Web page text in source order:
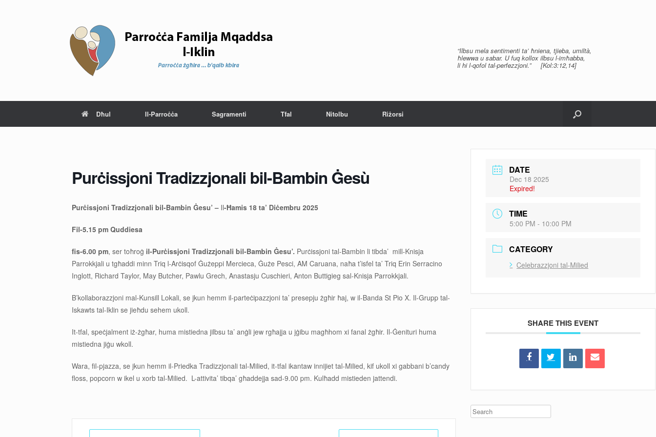
“Ilbsu mela sentimenti ta’ ħniena, tjieba, umiltà,
ħlewwa u sabar. U fuq kollox ilbsu l-imħabba,
li hi l-qofol tal-perfezzjoni.” [Kol:3:12,14]
Dħul Il-Parroċċa Sagramenti Tfal Nitolbu Riżorsi
Purċissjoni Tradizzjonali bil-Bambin Ġesù
Purċissjoni Tradizzjonali bil-Bambin Ġesu’ – Il-Ħamis 18 ta’ Diċembru 2025
Fil-5.15 pm Quddiesa
fis-6.00 pm, ser toħroġ il-Purċissjoni Tradizzjonali bil-Bambin Ġesu’. Purċissjoni tal-Bambin li tibda’ mill-Knisja
Parrokkjali u tgħaddi minn Triq l-Arċisqof Ġużeppi Mercieca, Ġuże Pesci, AM Caruana, naħa t’isfel ta’ Triq Erin Serracino
Inglott, Richard Taylor, May Butcher, Pawlu Grech, Anastasju Cuschieri, Anton Buttigieg sal-Knisja Parrokkjali.
B’kollaborazzjoni mal-Kunsill Lokali, se jkun hemm il-parteċipazzjoni ta’ presepju żgħir ħaj, w il-Banda St Pio X. Il-Grupp tal-
Iskawts tal-Iklin se jieħdu sehem ukoll.
It-tfal, speċjalment iż-żgħar, huma mistiedna jilbsu ta’ anġli jew rgħajja u jġibu magħhom xi fanal żgħir. Il-Ġenituri huma
mistiedna jiġu wkoll.
Wara, fil-pjazza, se jkun hemm il-Priedka Tradizzjonali tal-Milied, it-tfal ikantaw innijiet tal-Milied, kif ukoll xi gabbani b’candy
floss, popcorn w ikel u xorb tal-Milied. L-attivita’ tibqa’ għaddejja sad-9.00 pm. Kulħadd mistieden jattendi.
DATE
Dec 18 2025
Expired!
TIME
5:00 PM - 10:00 PM
CATEGORY
Celebrazzjoni tal-Milied
SHARE THIS EVENT